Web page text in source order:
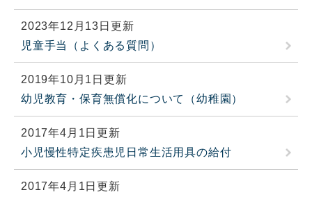
2023年12月13日更新
児童手当（よくある質問）
2019年10月1日更新
幼児教育・保育無償化について（幼稚園）
2017年4月1日更新
小児慢性特定疾患児日常生活用具の給付
2017年4月1日更新